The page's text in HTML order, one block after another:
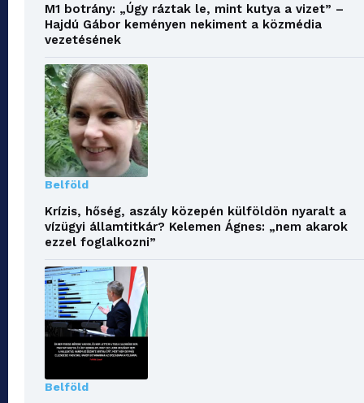
M1 botrány: „Úgy ráztak le, mint kutya a vizet” –
Hajdú Gábor keményen nekiment a közmédia
vezetésének
Belföld
Krízis, hőség, aszály közepén külföldön nyaralt a
vízügyi államtitkár? Kelemen Ágnes: „nem akarok
ezzel foglalkozni”
Belföld